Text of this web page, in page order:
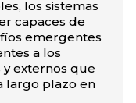
los sistemas
capaces de
emergentes
a los
externos que
largo plazo en